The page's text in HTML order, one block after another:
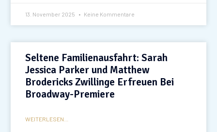
13. November 2025 Keine Kommentare
Seltene Familienausfahrt: Sarah
Jessica Parker und Matthew
Brodericks Zwillinge Erfreuen Bei
Broadway-Premiere
WEITERLESEN...